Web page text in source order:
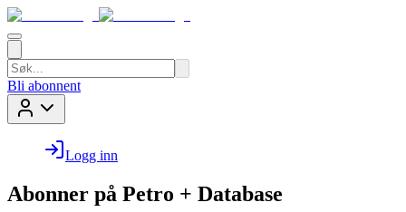
Bli abonnent
Logg inn
Abonner på Petro + Database